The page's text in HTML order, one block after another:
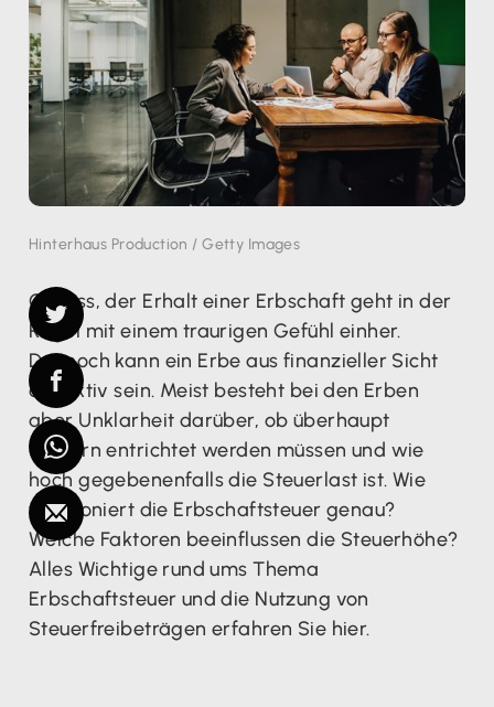
Hinterhaus Production / Getty Images
Gewiss, der Erhalt einer Erbschaft geht in der
Regel mit einem traurigen Gefühl einher.
Dennoch kann ein Erbe aus finanzieller Sicht
attraktiv sein. Meist besteht bei den Erben
aber Unklarheit darüber, ob überhaupt
Steuern entrichtet werden müssen und wie
hoch gegebenenfalls die Steuerlast ist. Wie
funktioniert die Erbschaftsteuer genau?
Welche Faktoren beeinflussen die Steuerhöhe?
Alles Wichtige rund ums Thema
Erbschaftsteuer und die Nutzung von
Steuerfreibeträgen erfahren Sie hier.